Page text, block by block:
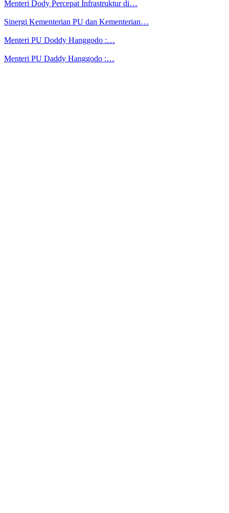
Menteri Dody Percepat Infrastruktur di…
Sinergi Kementerian PU dan Kementerian…
Menteri PU Doddy Hanggodo :…
Menteri PU Daddy Hanggodo :…